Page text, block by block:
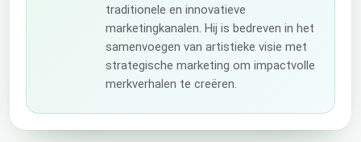
traditionele en innovatieve
marketingkanalen. Hij is bedreven in het
samenvoegen van artistieke visie met
strategische marketing om impactvolle
merkverhalen te creëren.